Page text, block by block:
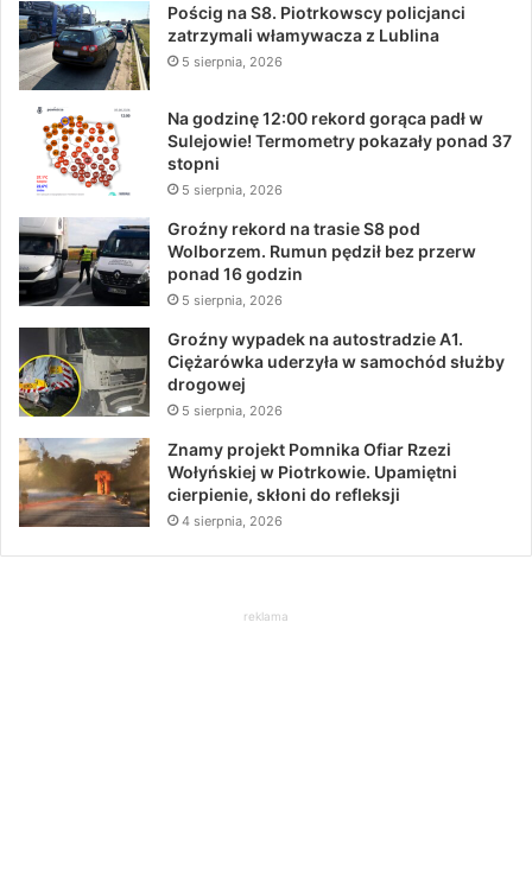
Pościg na S8. Piotrkowscy policjanci
zatrzymali włamywacza z Lublina
5 sierpnia, 2026
Na godzinę 12:00 rekord gorąca padł w
Sulejowie! Termometry pokazały ponad 37
stopni
5 sierpnia, 2026
Groźny rekord na trasie S8 pod
Wolborzem. Rumun pędził bez przerw
ponad 16 godzin
5 sierpnia, 2026
Groźny wypadek na autostradzie A1.
Ciężarówka uderzyła w samochód służby
drogowej
5 sierpnia, 2026
Znamy projekt Pomnika Ofiar Rzezi
Wołyńskiej w Piotrkowie. Upamiętni
cierpienie, skłoni do refleksji
4 sierpnia, 2026
reklama